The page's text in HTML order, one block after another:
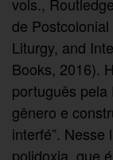
de
Liturgy, and
Books, 2016).
português pela
gênero e
interfé”.
polidoxia, que